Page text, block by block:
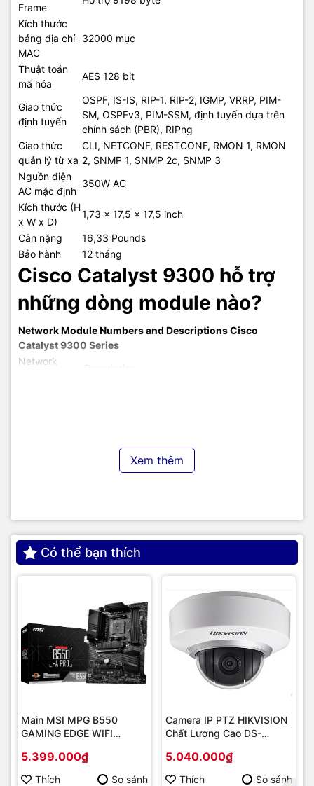
Frame
Kích thước
bảng địa chỉ
MAC
32000 mục
Thuật toán
mã hóa
AES 128 bit
Giao thức
định tuyến
OSPF, IS-IS, RIP-1, RIP-2, IGMP, VRRP, PIM-
SM, OSPFv3, PIM-SSM, định tuyến dựa trên
chính sách (PBR), RIPng
Giao thức
quản lý từ xa
CLI, NETCONF, RESTCONF, RMON 1, RMON
2, SNMP 1, SNMP 2c, SNMP 3
Nguồn điện
AC mặc định
350W AC
Kích thước (H
x W x D)
1,73 x 17,5 x 17,5 inch
Cân nặng
16,33 Pounds
Bảo hành
12 tháng
Cisco Catalyst 9300 hỗ trợ
những dòng module nào?
Network Module Numbers and Descriptions Cisco
Catalyst 9300 Series
Network
Catalyst 9300 Series 8x 10G Network Module
Catalyst 9300 Series 2x 25G Network Module
TIC.VN – Nhà phân phối và cung cấp giải pháp công nghệ
uy tín tại Việt Nam. Chúng tôi chuyên cung cấp đa dạng sản
phẩm:Laptop,Máy tính PC, Máy chủ - Server,Thiết bị
Màn hình tương tác
Điện máynhư tivi, tủ lạnh, máy giặt, máy hút
ẩm... cùng nhiều thiết bị công nghệ khác.
mang đến
sản phẩm chính hãng, giá tốt, dịch vụ chuyên
nghiệp, đáp ứng tối đa nhu cầu của doanh nghiệp cũng như
gia đình và cá nhân.
Xem thêm
Có thể bạn thích
Main MSI MPG B550
GAMING EDGE WIFI
Socket AM4/ VGA
onboard)
5.399.000₫
Thích So sánh
Camera IP PTZ HIKVISION
Chất Lượng Cao DS-
5.040.000₫
Thích So sánh